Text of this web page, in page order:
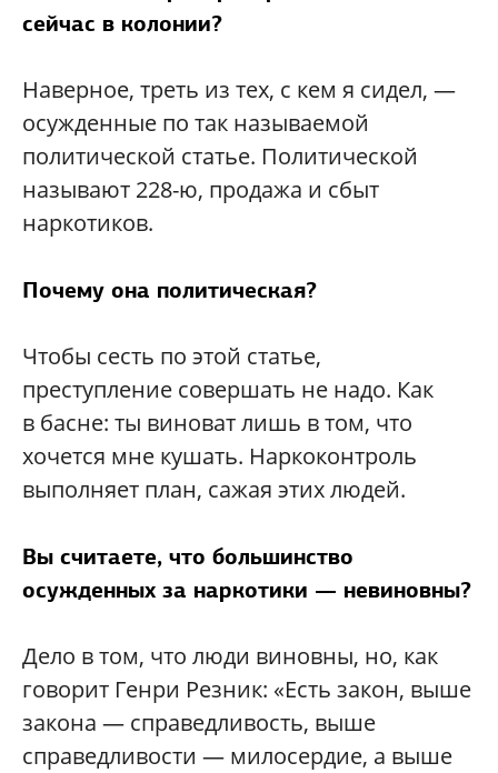
сейчас в колонии?
Наверное, треть из тех, с кем я сидел, —
осужденные по так называемой
политической статье. Политической
называют 228-ю, продажа и сбыт
наркотиков.
Почему она политическая?
Чтобы сесть по этой статье,
преступление совершать не надо. Как
в басне: ты виноват лишь в том, что
хочется мне кушать. Наркоконтроль
выполняет план, сажая этих людей.
Вы считаете, что большинство
осужденных за наркотики — невиновны?
Дело в том, что люди виновны, но, как
говорит Генри Резник: «Есть закон, выше
закона — справедливость, выше
справедливости — милосердие, а выше